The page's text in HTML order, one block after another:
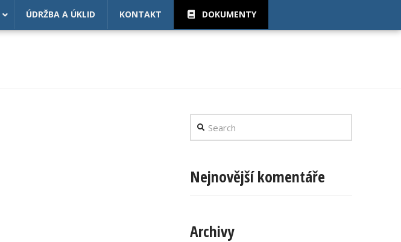
ÚDRŽBA A ÚKLID KONTAKT DOKUMENTY
Search
Nejnovější komentáře
Archivy